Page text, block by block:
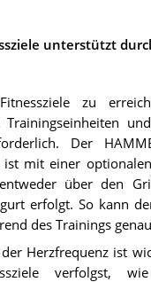
unterstützt
zu
Trainingseinheiten
Der
mit einer
über den
erfolgt. So kann
des Trainings
Herzfrequenz ist
verfolgst,